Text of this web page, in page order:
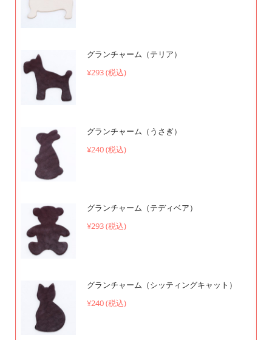
グランチャーム（テリア）
¥293 (税込)
グランチャーム（うさぎ）
¥240 (税込)
グランチャーム（テディベア）
¥293 (税込)
グランチャーム（シッティングキャット）
¥240 (税込)